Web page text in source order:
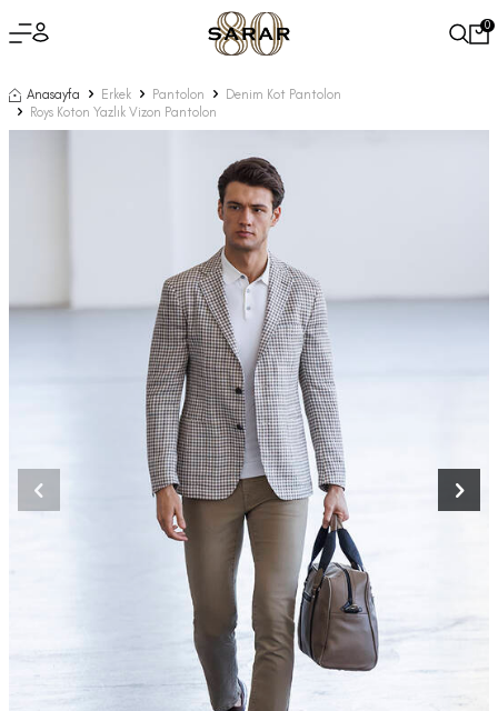
0
Anasayfa Erkek Pantolon
Denim Kot Pantolon
Roys Koton Yazlık Vizon Pantolon